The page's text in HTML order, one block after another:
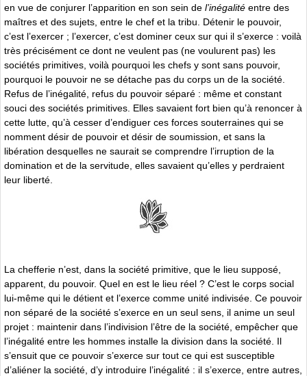
en vue de conjurer l’apparition en son sein de l’inégalité entre des
maîtres et des sujets, entre le chef et la tribu. Détenir le pouvoir,
c’est l’exercer ; l’exercer, c’est dominer ceux sur qui il s’exerce : voilà
très précisément ce dont ne veulent pas (ne voulurent pas) les
sociétés primitives, voilà pourquoi les chefs y sont sans pouvoir,
pourquoi le pouvoir ne se détache pas du corps un de la société.
Refus de l’inégalité, refus du pouvoir séparé : même et constant
souci des sociétés primitives. Elles savaient fort bien qu’à renoncer à
cette lutte, qu’à cesser d’endiguer ces forces souterraines qui se
nomment désir de pouvoir et désir de soumission, et sans la
libération desquelles ne saurait se comprendre l’irruption de la
domination et de la servitude, elles savaient qu’elles y perdraient
leur liberté.
La chefferie n’est, dans la société primitive, que le lieu supposé,
apparent, du pouvoir. Quel en est le lieu réel ? C’est le corps social
lui-même qui le détient et l’exerce comme unité indivisée. Ce pouvoir
non séparé de la société s’exerce en un seul sens, il anime un seul
projet : maintenir dans l’indivision l’être de la société, empêcher que
l’inégalité entre les hommes installe la division dans la société. Il
s’ensuit que ce pouvoir s’exerce sur tout ce qui est susceptible
d’aliéner la société, d’y introduire l’inégalité : il s’exerce, entre autres,